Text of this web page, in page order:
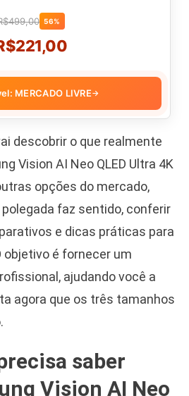
56%
MERCADO LIVRE→
descobrir o que realmente
Vision AI Neo QLED Ultra 4K
opções do mercado,
faz sentido, conferir
e dicas práticas para
objetivo é fornecer um
ajudando você a
agora que os três tamanhos
saber
Vision AI Neo